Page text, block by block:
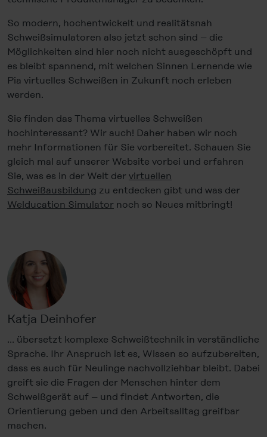
So modern, hochentwickelt und realitätsnah
Schweißsimulatoren also jetzt schon sind – die
Möglichkeiten sind hier noch nicht ausgeschöpft und
es bleibt spannend, mit welchen Sinnen Lernende wie
Pia virtuelles Schweißen in Zukunft noch erleben
werden.
Sie finden das Thema virtuelles Schweißen
hochinteressant? Wir auch! Daher haben wir noch
mehr Informationen für Sie vorbereitet. Schauen Sie
gleich mal auf unserer Website vorbei und erfahren
Sie, was es in der Welt der virtuellen
Schweißausbildung zu entdecken gibt und was der
Welducation Simulator noch so Neues mitbringt!
Katja Deinhofer
… übersetzt komplexe Schweißtechnik in verständliche
Sprache. Ihr Anspruch ist es, Wissen so aufzubereiten,
dass es auch für Neulinge nachvollziehbar bleibt. Dabei
greift sie die Fragen der Menschen hinter dem
Schweißgerät auf – und findet Antworten, die
Orientierung geben und den Arbeitsalltag greifbar
machen.